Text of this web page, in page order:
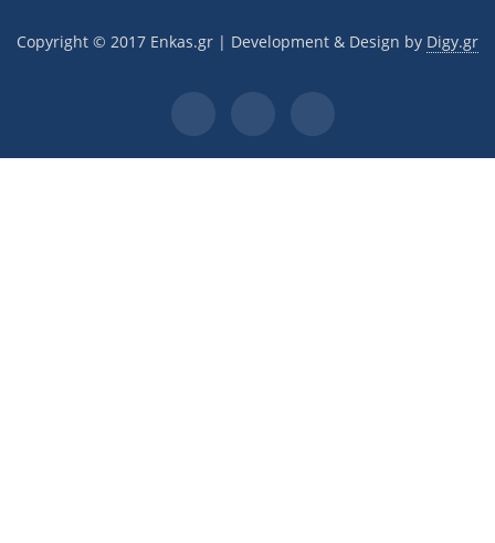
Copyright © 2017 Εnkas.gr | Development & Design by Digy.gr